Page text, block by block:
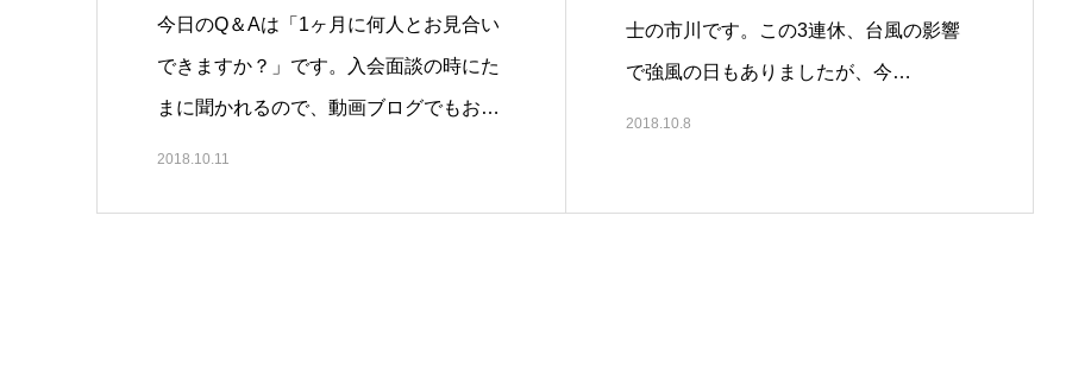
今日のQ＆Aは「1ヶ月に何人とお見合い
できますか？」です。入会面談の時にた
まに聞かれるので、動画ブログでもお…
2018.10.11
士の市川です。この3連休、台風の影響
で強風の日もありましたが、今…
2018.10.8